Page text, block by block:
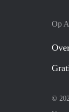
Op
©